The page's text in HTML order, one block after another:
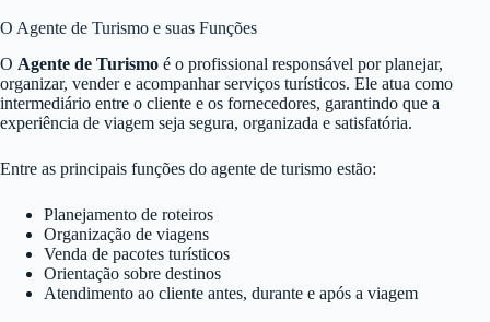
O Agente de Turismo e suas Funções
O Agente de Turismo é o profissional responsável por planejar,
organizar, vender e acompanhar serviços turísticos. Ele atua como
intermediário entre o cliente e os fornecedores, garantindo que a
experiência de viagem seja segura, organizada e satisfatória.
Entre as principais funções do agente de turismo estão:
Planejamento de roteiros
Organização de viagens
Venda de pacotes turísticos
Orientação sobre destinos
Atendimento ao cliente antes, durante e após a viagem